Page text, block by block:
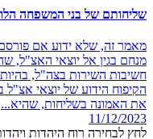
שליחותם של בני המשפחה
מאמר זה, שלא ידוע אם פורסם
מנחם בגין אל יוצאי האצ"ל,
חשיבות השירות בצה"ל,
הקיפוח הידוע של יוצאי
את האמונה בשליחות, שהיא...
11/12/2023
לחץ לבחירה רוח היהדות